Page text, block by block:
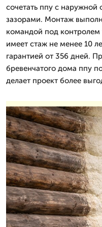
сочетать ппу с
зазорами. Монтаж
командой под контролем
имеет стаж не менее 10
гарантией от 356 дней.
бревенчатого дома ппу
делает проект более